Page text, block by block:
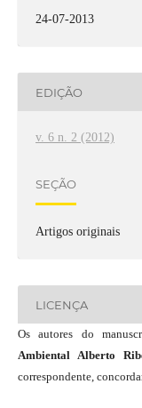
24-07-2013
EDIÇÃO
v. 6 n. 2 (2012)
SEÇÃO
Artigos originais
LICENÇA
Os autores do
Ambiental Alberto
correspondente,